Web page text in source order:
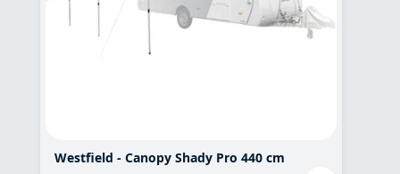
Westfield - Canopy Shady Pro 440 cm